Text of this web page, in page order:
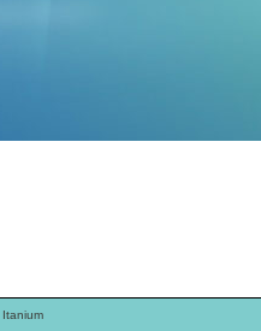
Itanium